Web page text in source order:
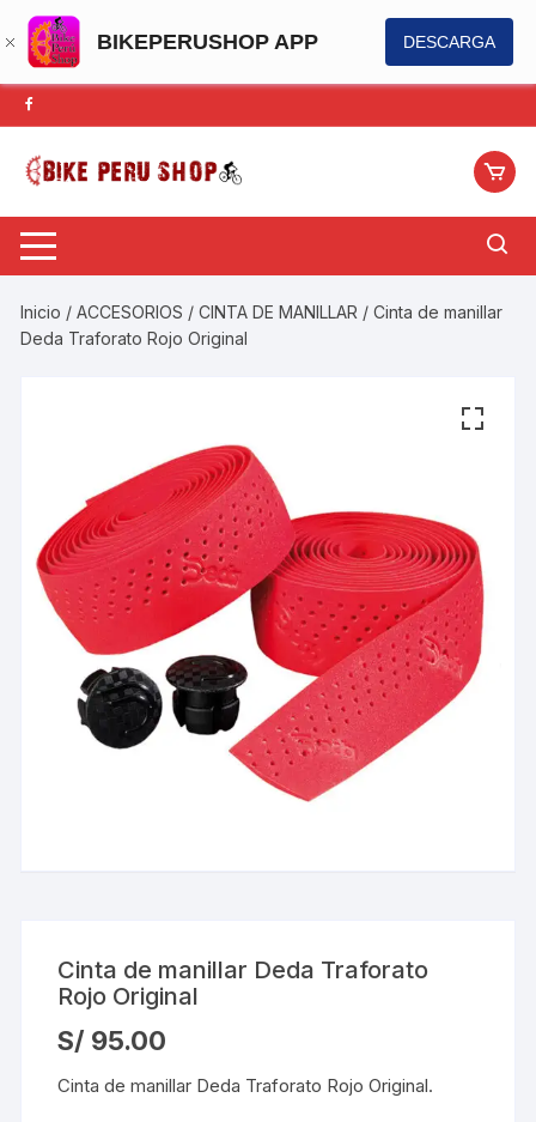
BIKEPERUSHOP APP DESCARGA
Saltar
al
contenido
Inicio /ACCESORIOS /CINTA DE MANILLAR / Cinta de manillar
Deda Traforato Rojo Original
Cinta de manillar Deda Traforato
Rojo Original
S/ 95.00
Cinta de manillar Deda Traforato Rojo Original.